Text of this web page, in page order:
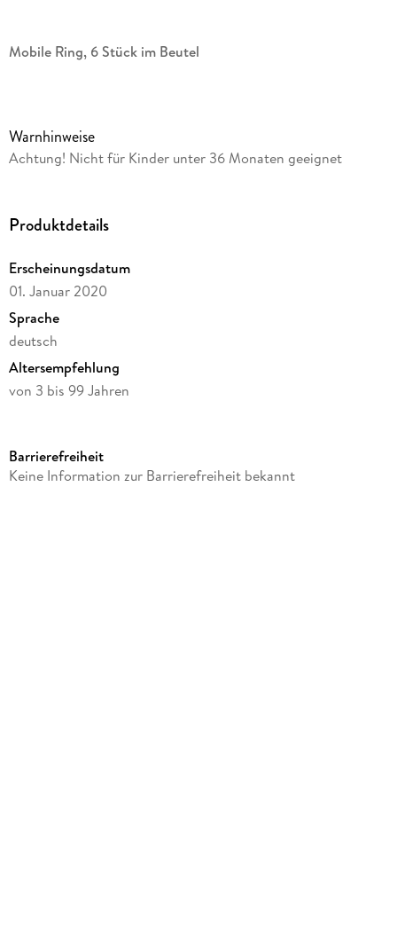
Mobile Ring, 6 Stück im Beutel
Warnhinweise
Achtung! Nicht für Kinder unter 36 Monaten geeignet
Produktdetails
Erscheinungsdatum
01. Januar 2020
Sprache
deutsch
Altersempfehlung
von 3 bis 99 Jahren
Produktart
Barrierefreiheit
Keine Information zur Barrierefreiheit bekannt